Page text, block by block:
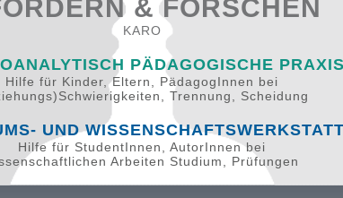
& FORSCHEN
KARO
PÄDAGOGISCHE
Hilfe für Kinder, Eltern, PädagogInnen bei
Trennung, Scheidung
UND
Hilfe für StudentInnen, AutorInnen bei
Arbeiten Studium, Prüfungen